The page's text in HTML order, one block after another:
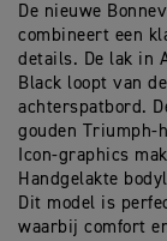
De nieuwe
combineert een
details. De lak in
Black loopt van
achterspatbord.
gouden Triumph-
Icon-graphics
Handgelakte
Dit model is
waarbij comfort